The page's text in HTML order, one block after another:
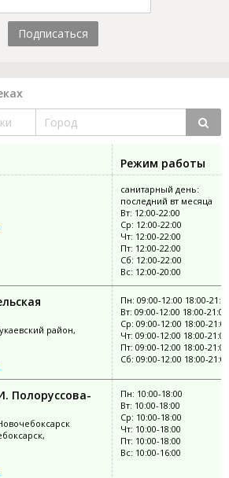
Подписаться
Режим работы
санитарный день:
последний вт месяца
Вт: 12:00-22:00
Ср: 12:00-22:00
Чт: 12:00-22:00
Пт: 12:00-22:00
Сб: 12:00-22:00
Вс: 12:00-20:00
район,
Пн: 09:00-12:00 18:00-
Вт: 09:00-12:00 18:00-21:00
Ср: 09:00-12:00 18:00-21:00
Чт: 09:00-12:00 18:00-21:00
Пт: 09:00-12:00 18:00-21:00
Сб: 09:00-12:00 18:00-21:00
Полоруссова-
Пн: 10:00-18:00
Вт: 10:00-18:00
Ср: 10:00-18:00
Чт: 10:00-18:00
Пт: 10:00-18:00
Вс: 10:00-16:00